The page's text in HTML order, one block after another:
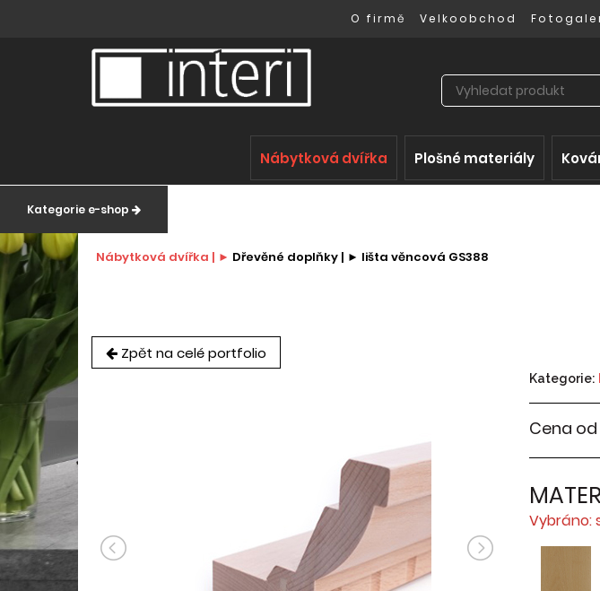
O firmě Velkoobchod
Nábytková dvířka Plošné materiály
Kategorie e-shop
Nábytková dvířka | Dřevěné doplňky | lišta věncová GS388
Zpět na celé portfolio
Kategorie:
Cena od
Vybráno: